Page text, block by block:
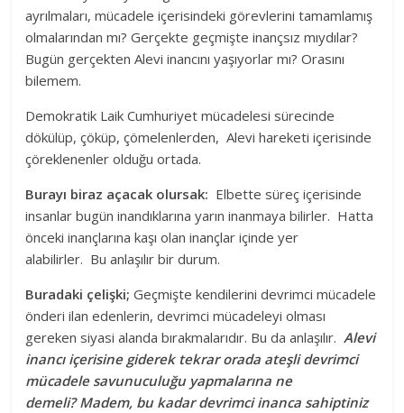
ayrılmaları, mücadele içerisindeki görevlerini tamamlamış
olmalarından mı? Gerçekte geçmişte inançsız mıydılar?
Bugün gerçekten Alevi inancını yaşıyorlar mı? Orasını
bilemem.
Demokratik Laik Cumhuriyet mücadelesi sürecinde
dökülüp, çöküp, çömelenlerden, Alevi hareketi içerisinde
çöreklenenler olduğu ortada.
Burayı biraz açacak olursak: Elbette süreç içerisinde
insanlar bugün inandıklarına yarın inanmaya bilirler. Hatta
önceki inançlarına kaşı olan inançlar içinde yer
alabilirler. Bu anlaşılır bir durum.
Buradaki çelişki; Geçmişte kendilerini devrimci mücadele
önderi ilan edenlerin, devrimci mücadeleyi olması
gereken siyasi alanda bırakmalarıdır. Bu da anlaşılır.Alevi
inancı içerisine giderek tekrar orada ateşli devrimci
mücadele savunuculuğu yapmalarına ne
demeli? Madem, bu kadar devrimci inanca sahiptiniz